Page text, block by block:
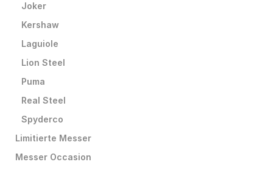
Joker
Kershaw
Laguiole
Lion Steel
Puma
Real Steel
Spyderco
Limitierte Messer
Messer Occasion